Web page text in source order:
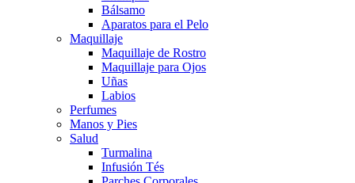
Bálsamo
Aparatos para el Pelo
Maquillaje
Maquillaje de Rostro
Maquillaje para Ojos
Uñas
Labios
Perfumes
Manos y Pies
Salud
Turmalina
Infusión Tés